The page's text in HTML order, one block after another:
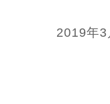
2019年3